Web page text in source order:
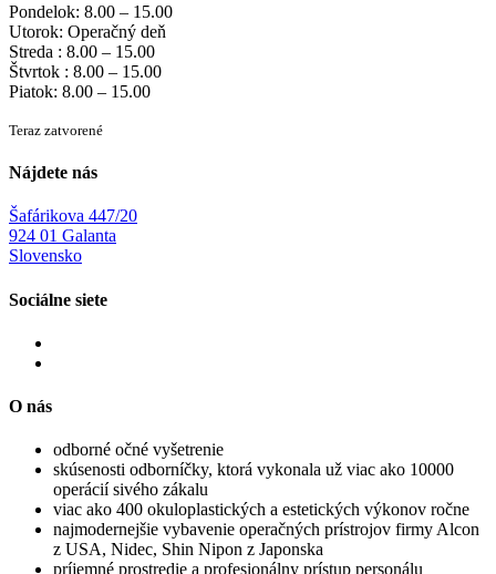
Pondelok: 8.00 – 15.00
Utorok: Operačný deň
Streda : 8.00 – 15.00
Štvrtok : 8.00 – 15.00
Piatok: 8.00 – 15.00
Teraz zatvorené
Nájdete nás
Šafárikova 447/20
924 01 Galanta
Slovensko
Sociálne siete
O nás
odborné očné vyšetrenie
skúsenosti odborníčky, ktorá vykonala už viac ako 10000
operácií sivého zákalu
viac ako 400 okuloplastických a estetických výkonov ročne
najmodernejšie vybavenie operačných prístrojov firmy Alcon
z USA, Nidec, Shin Nipon z Japonska
príjemné prostredie a profesionálny prístup personálu